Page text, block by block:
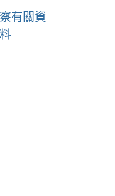
有關資
料